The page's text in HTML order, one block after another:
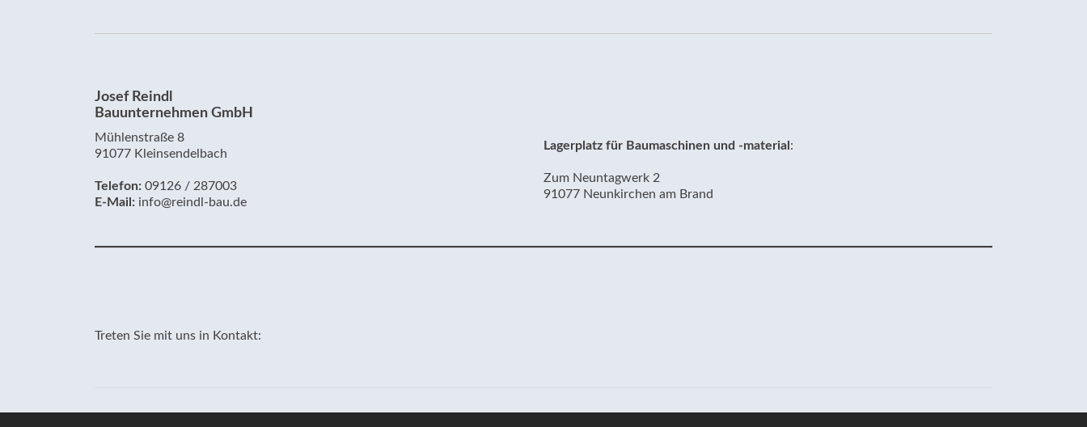
Josef Reindl
Bauunternehmen GmbH
Mühlenstraße 8
91077 Kleinsendelbach
Telefon: 09126 / 287003
E-Mail: info@reindl-bau.de
Lagerplatz für Baumaschinen und -material :
Zum Neuntagwerk 2
91077 Neunkirchen am Brand
Treten Sie mit uns in Kontakt: